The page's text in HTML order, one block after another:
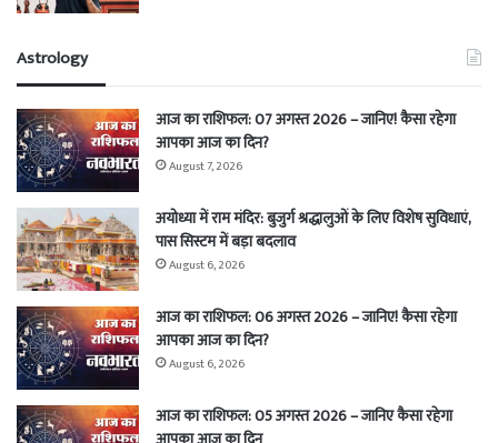
Astrology
आज का राशिफल: 07 अगस्त 2026 – जानिए! कैसा रहेगा
आपका आज का दिन?
August 7, 2026
अयोध्या में राम मंदिर: बुजुर्ग श्रद्धालुओं के लिए विशेष सुविधाएं,
पास सिस्टम में बड़ा बदलाव
August 6, 2026
आज का राशिफल: 06 अगस्त 2026 – जानिए! कैसा रहेगा
आपका आज का दिन?
August 6, 2026
आज का राशिफल: 05 अगस्त 2026 – जानिए कैसा रहेगा